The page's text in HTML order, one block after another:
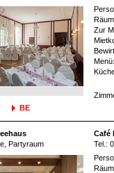
BE
Zur
Menü:
, Partyraum
Café
Tel.: